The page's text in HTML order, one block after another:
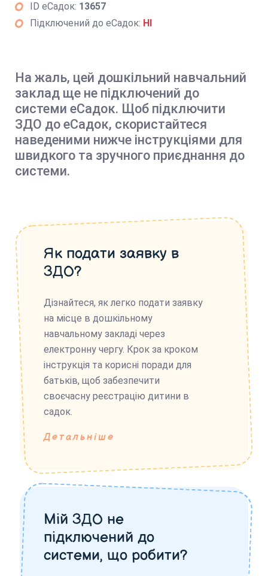
ID еСадок: 13657
Підключений до еСадок: НІ
На жаль, цей дошкільний навчальний
заклад ще не підключений до
системи еСадок. Щоб підключити
ЗДО до еСадок, скористайтеся
наведеними нижче інструкціями для
швидкого та зручного приєднання до
системи.
Як подати заявку в
ЗДО?
Дізнайтеся, як легко подати заявку
на місце в дошкільному
навчальному закладі через
електронну чергу. Крок за кроком
інструкція та корисні поради для
батьків, щоб забезпечити
своєчасну реєстрацію дитини в
садок.
Детальніше
Мій ЗДО не
підключений до
системи, що робити?